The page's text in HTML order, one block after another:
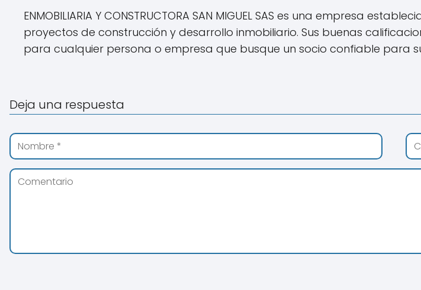
ENMOBILIARIA Y CONSTRUCTORA SAN MIGUEL SAS es una empresa
proyectos de construcción y desarrollo inmobiliario. Sus buenas
para cualquier persona o empresa que busque un socio confiable para
Deja una respuesta